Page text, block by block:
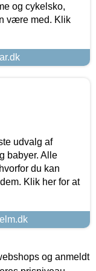
og cykelsko,
være med. Klik
udvalg af
babyer. Alle
du kan
Klik her for at
og anmeldt